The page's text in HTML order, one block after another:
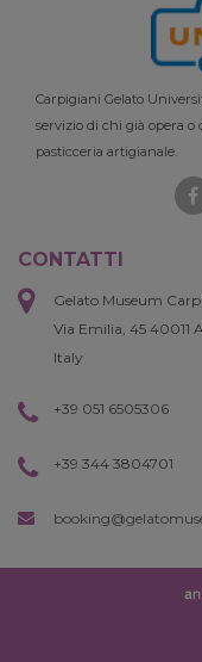
Carpigiani Gelato
servizio di chi già opera o
pasticceria artigianale.
CONTATTI
Gelato Museum
Via Emilia, 45 40011
Italy
+39 051 6505306
+39 344 3804701